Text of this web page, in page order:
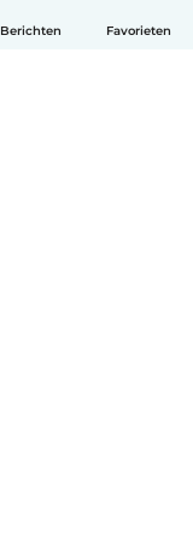
Berichten Favorieten